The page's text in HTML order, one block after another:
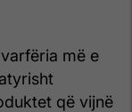
më e
që vijnë